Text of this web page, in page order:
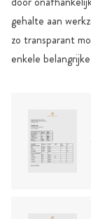
gehalte aan
zo transparant
enkele